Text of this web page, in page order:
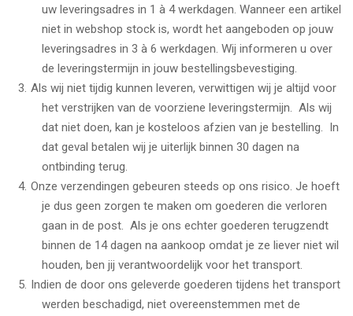
uw leveringsadres in 1 à 4 werkdagen. Wanneer een artikel
niet in webshop stock is, wordt het aangeboden op jouw
leveringsadres in 3 à 6 werkdagen. Wij informeren u over
de leveringstermijn in jouw bestellingsbevestiging.
Als wij niet tijdig kunnen leveren, verwittigen wij je altijd voor
het verstrijken van de voorziene leveringstermijn. Als wij
dat niet doen, kan je kosteloos afzien van je bestelling. In
dat geval betalen wij je uiterlijk binnen 30 dagen na
ontbinding terug.
Onze verzendingen gebeuren steeds op ons risico. Je hoeft
je dus geen zorgen te maken om goederen die verloren
gaan in de post. Als je ons echter goederen terugzendt
binnen de 14 dagen na aankoop omdat je ze liever niet wil
houden, ben jij verantwoordelijk voor het transport.
Indien de door ons geleverde goederen tijdens het transport
werden beschadigd, niet overeenstemmen met de